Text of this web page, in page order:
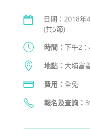
日期：2018年
(共5節)
時間： 下午2
地點： 大埔富
費用： 全免
報名及查詢：